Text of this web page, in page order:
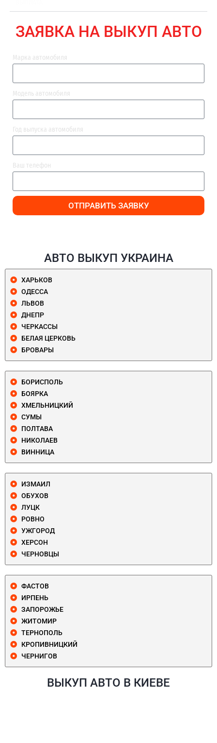
ЗАЯВКА НА ВЫКУП АВТО
Марка автомобиля
Модель автомобиля
Год выпуска автомобиля
Ваш телефон
ОТПРАВИТЬ ЗАЯВКУ
АВТО ВЫКУП УКРАИНА
ХАРЬКОВ
ОДЕССА
ЛЬВОВ
ДНЕПР
ЧЕРКАССЫ
БЕЛАЯ ЦЕРКОВЬ
БРОВАРЫ
БОРИСПОЛЬ
БОЯРКА
ХМЕЛЬНИЦКИЙ
СУМЫ
ПОЛТАВА
НИКОЛАЕВ
ВИННИЦА
ИЗМАИЛ
ОБУХОВ
ЛУЦК
РОВНО
УЖГОРОД
ХЕРСОН
ЧЕРНОВЦЫ
ФАСТОВ
ИРПЕНЬ
ЗАПОРОЖЬЕ
ЖИТОМИР
ТЕРНОПОЛЬ
КРОПИВНИЦКИЙ
ЧЕРНИГОВ
ВЫКУП АВТО В КИЕВЕ